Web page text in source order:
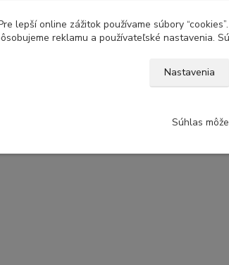
lepší online zážitok používame súbory
reklamu a používateľské nastavenia.
Nastavenia
Súhlas